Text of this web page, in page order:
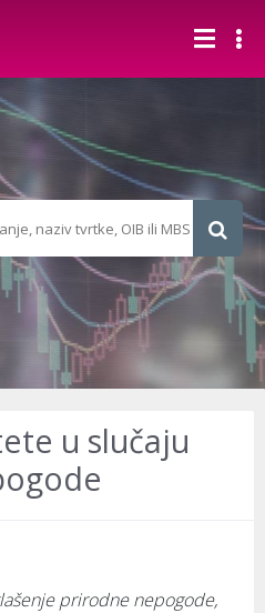
u slučaju
prirodne nepogode,